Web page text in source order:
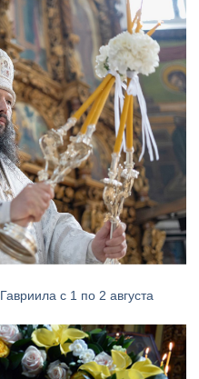
с 1 по 2 августа